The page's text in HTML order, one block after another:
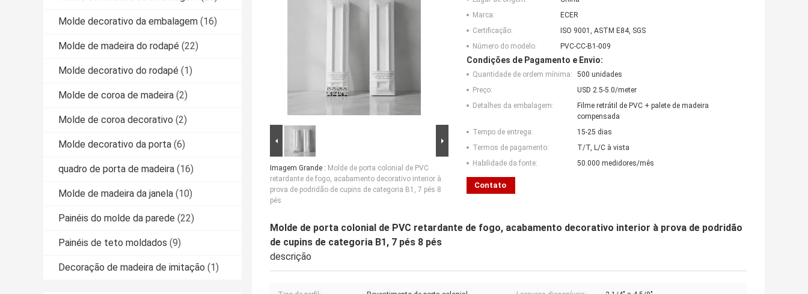
Molde decorativo da embalagem (16)
Molde de madeira do rodapé (22)
Molde decorativo do rodapé (1)
Molde de coroa de madeira (2)
Molde de coroa decorativo (2)
Molde decorativo da porta (6)
quadro de porta de madeira (16)
Molde de madeira da janela (10)
Painéis do molde da parede (22)
Painéis de teto moldados (9)
Decoração de madeira de imitação (1)
Imagem Grande : Molde de porta colonial de PVC
retardante de fogo, acabamento decorativo interior à
prova de podridão de cupins de categoria B1, 7 pés 8
pés
Marca:
ECER
Certificação:
ISO 9001, ASTM E84, SGS
Número do modelo:
PVC-CC-B1-009
Condições de Pagamento e Envio:
Quantidade de ordem mínima:
500 unidades
Preço:
USD 2.5-5.0/meter
Detalhes da embalagem:
Filme retrátil de PVC + palete de madeira
compensada
Tempo de entrega:
15-25 dias
Termos de pagamento:
T/T, L/C à vista
Habilidade da fonte:
50.000 medidores/mês
Contato
Molde de porta colonial de PVC retardante de fogo, acabamento decorativo interior à prova de podridão
de cupins de categoria B1, 7 pés 8 pés
descrição